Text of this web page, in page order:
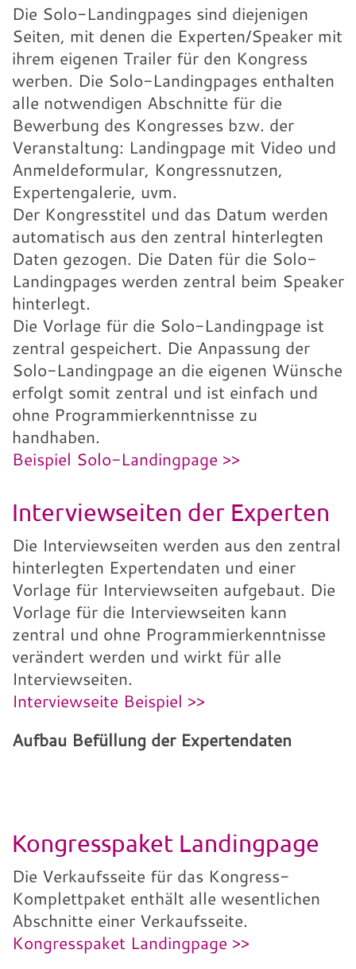
Die Solo-Landingpages sind diejenigen
Seiten, mit denen die Experten/Speaker mit
ihrem eigenen Trailer für den Kongress
werben. Die Solo-Landingpages enthalten
alle notwendigen Abschnitte für die
Bewerbung des Kongresses bzw. der
Veranstaltung: Landingpage mit Video und
Anmeldeformular, Kongressnutzen,
Expertengalerie, uvm.
Der Kongresstitel und das Datum werden
automatisch aus den zentral hinterlegten
Daten gezogen. Die Daten für die Solo-
Landingpages werden zentral beim Speaker
hinterlegt.
Die Vorlage für die Solo-Landingpage ist
zentral gespeichert. Die Anpassung der
Solo-Landingpage an die eigenen Wünsche
erfolgt somit zentral und ist einfach und
ohne Programmierkenntnisse zu
handhaben.
Beispiel Solo-Landingpage >>
Interviewseiten der Experten
Die Interviewseiten werden aus den zentral
hinterlegten Expertendaten und einer
Vorlage für Interviewseiten aufgebaut. Die
Vorlage für die Interviewseiten kann
zentral und ohne Programmierkenntnisse
verändert werden und wirkt für alle
Interviewseiten.
Interviewseite Beispiel >>
Aufbau Befüllung der Expertendaten
Kongresspaket Landingpage
Die Verkaufsseite für das Kongress-
Komplettpaket enthält alle wesentlichen
Abschnitte einer Verkaufsseite.
Kongresspaket Landingpage >>